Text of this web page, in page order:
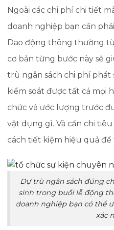
Ngoài các chi phí chi tiết
doanh nghiệp bạn cần
Dao động thông thường từ
cơ bản từng bước này sẽ
trù ngân sách chi phí phát
kiểm soát được tất cả mọi
chức và ước lượng trước
vật dụng gì. Và cần chi
cách tiết kiệm hiệu quả
Dự trù ngân sách đúng
sinh trong buổi lễ động
doanh nghiệp bạn có thể
xác